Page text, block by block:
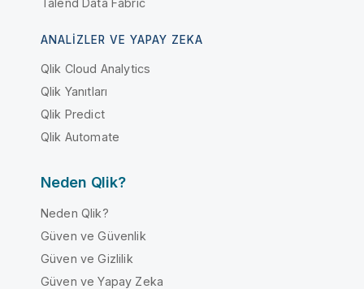
ANALIZLER VE YAPAY ZEKA
Qlik Cloud Analytics
Qlik Yanıtları
Qlik Predict
Qlik Automate
Neden Qlik?
Neden Qlik?
Güven ve Güvenlik
Güven ve Gizlilik
Güven ve Yapay Zeka